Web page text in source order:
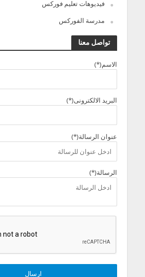
فيديوهات تعليم فوركس
مدرسة الفوركس
تواصل معنا
الاسم(*)
البريد الالكترونى(*)
عنوان الرسالة(*)
الرسالة(*)